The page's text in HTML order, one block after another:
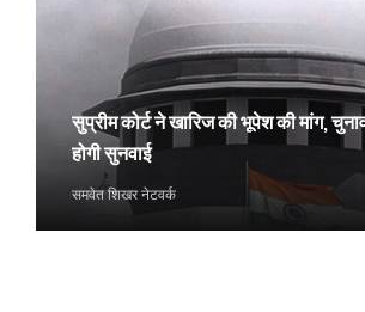
सुप्रीम कोर्ट ने खारिज की भूपेश की मांग,
होगी सुनवाई
समवेत शिखर नेटवर्क